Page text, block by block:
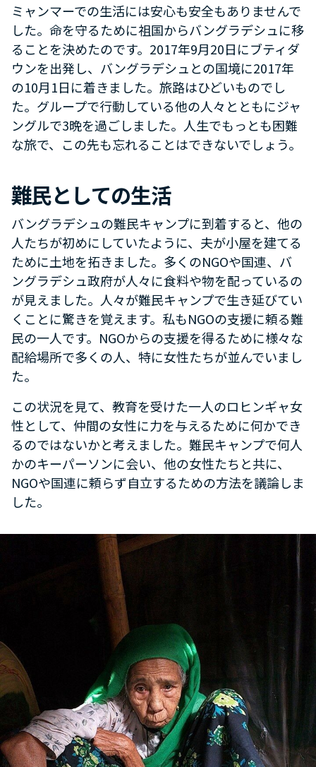
ミャンマーでの生活には安心も安全もありませんで
した。命を守るために祖国からバングラデシュに移
ることを決めたのです。2017年9月20日にブティダ
ウンを出発し、バングラデシュとの国境に2017年
の10月1日に着きました。旅路はひどいものでし
た。グループで行動している他の人々とともにジャ
ングルで3晩を過ごしました。人生でもっとも困難
な旅で、この先も忘れることはできないでしょう。
難民としての生活
バングラデシュの難民キャンプに到着すると、他の
人たちが初めにしていたように、夫が小屋を建てる
ために土地を拓きました。多くのNGOや国連、バ
ングラデシュ政府が人々に食料や物を配っているの
が見えました。人々が難民キャンプで生き延びてい
くことに驚きを覚えます。私もNGOの支援に頼る難
民の一人です。NGOからの支援を得るために様々な
配給場所で多くの人、特に女性たちが並んでいまし
た。
この状況を見て、教育を受けた一人のロヒンギャ女
性として、仲間の女性に力を与えるために何かでき
るのではないかと考えました。難民キャンプで何人
かのキーパーソンに会い、他の女性たちと共に、
NGOや国連に頼らず自立するための方法を議論しま
した。